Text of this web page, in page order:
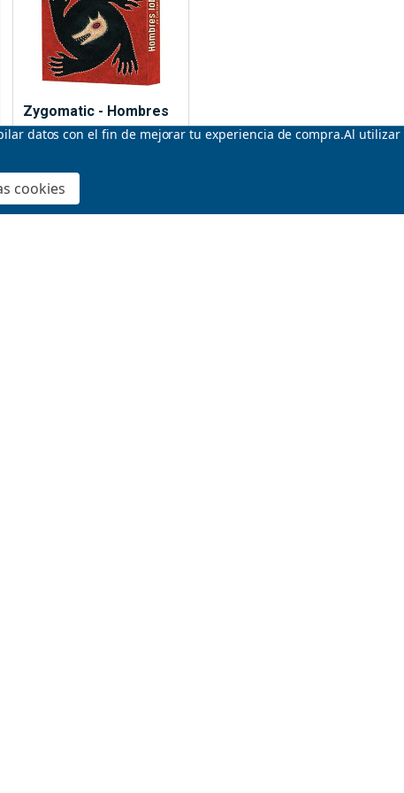
Zygomatic - Hombres
Lobo de Castronegro
Idioma:
$12.95
datos con el fin de mejorar tu experiencia de compra.Al utilizar
cookies